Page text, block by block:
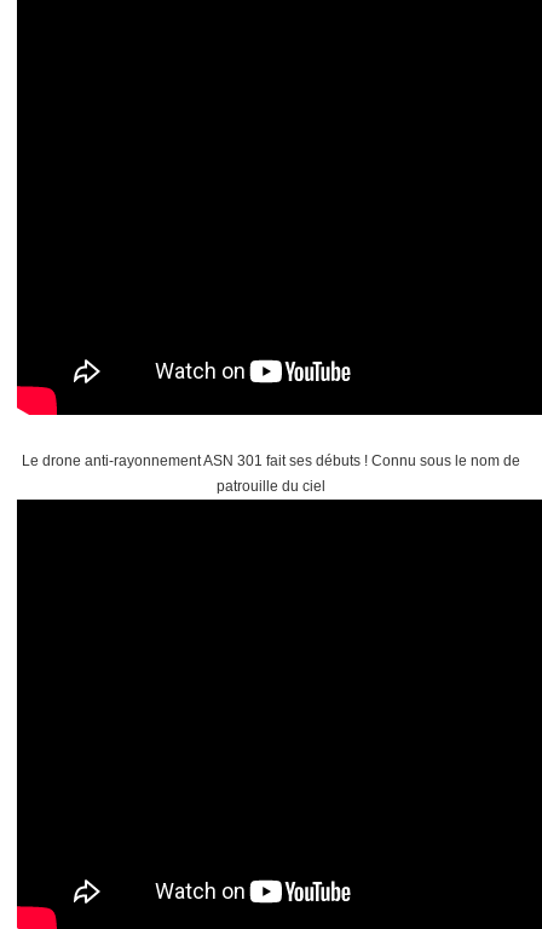
Le drone anti-rayonnement ASN 301 fait ses débuts ! Connu sous le nom de
patrouille du ciel